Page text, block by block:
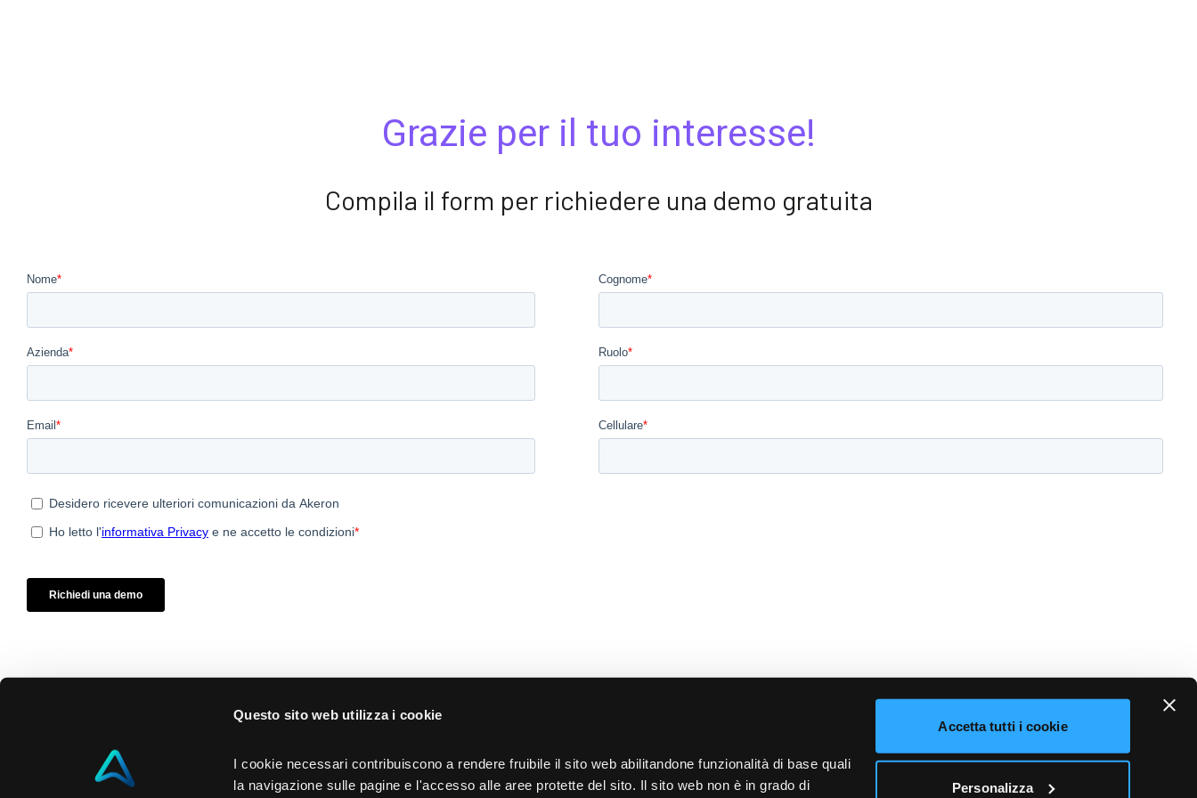
Questo sito web utilizza i cookie
I cookie necessari contribuiscono a rendere fruibile il sito web abilitandone funzionalità di base quali
la navigazione sulle pagine e l'accesso alle aree protette del sito. Il sito web non è in grado di
Accetta tutti i cookie
Personalizza
Grazie per il tuo interesse!
Compila il form per richiedere una demo gratuita